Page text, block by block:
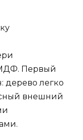
МДФ. Первый
дерево легко
внешний